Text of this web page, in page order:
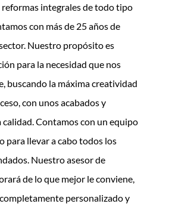
reformas integrales de todo tipo
con más de 25 años de
Nuestro propósito es
para la necesidad que nos
buscando la máxima creatividad
con unos acabados y
calidad. Contamos con un equipo
para llevar a cabo todos los
Nuestro asesor de
de lo que mejor le conviene,
personalizado y